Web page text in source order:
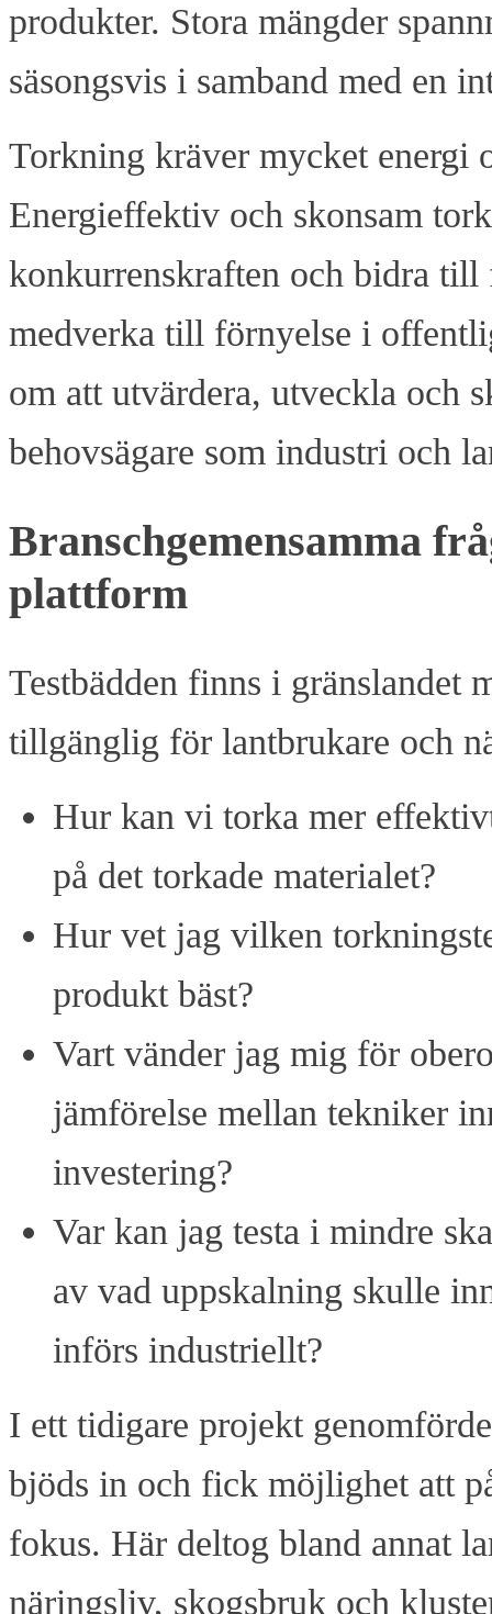
produkter. Stora mängder
säsongsvis i samband med en
Torkning kräver mycket energi
Energieffektiv och skonsam
konkurrenskraften och bidra
medverka till förnyelse i
om att utvärdera, utveckla och
behovsägare som industri och
Branschgemensamma
plattform
Testbädden finns i gränslandet
tillgänglig för lantbrukare och
Hur kan vi torka mer
på det torkade materialet?
Hur vet jag vilken
produkt bäst?
Vart vänder jag mig för
jämförelse mellan tekniker
investering?
Var kan jag testa i mindre
av vad uppskalning skulle
införs industriellt?
I ett tidigare projekt
bjöds in och fick möjlighet att
fokus. Här deltog bland annat
näringsliv, skogsbruk och